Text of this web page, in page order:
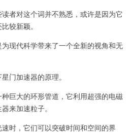
对这个词并不熟悉，或许是因为它
较新颖。
现代科学带来了一个全新的视角和无
加速器的原理。
巨大的环形管道，它利用超强的电磁
来加速粒子。
时，它们可以突破时间和空间的界